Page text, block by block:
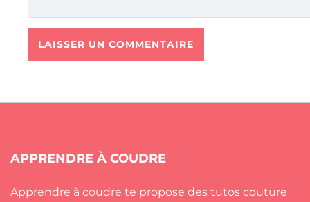
APPRENDRE À COUDRE
Apprendre à coudre te propose des tutos couture